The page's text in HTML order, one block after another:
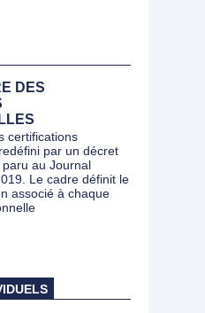
DES
certifications
par un décret
paru au Journal
Le cadre définit le
associé à chaque